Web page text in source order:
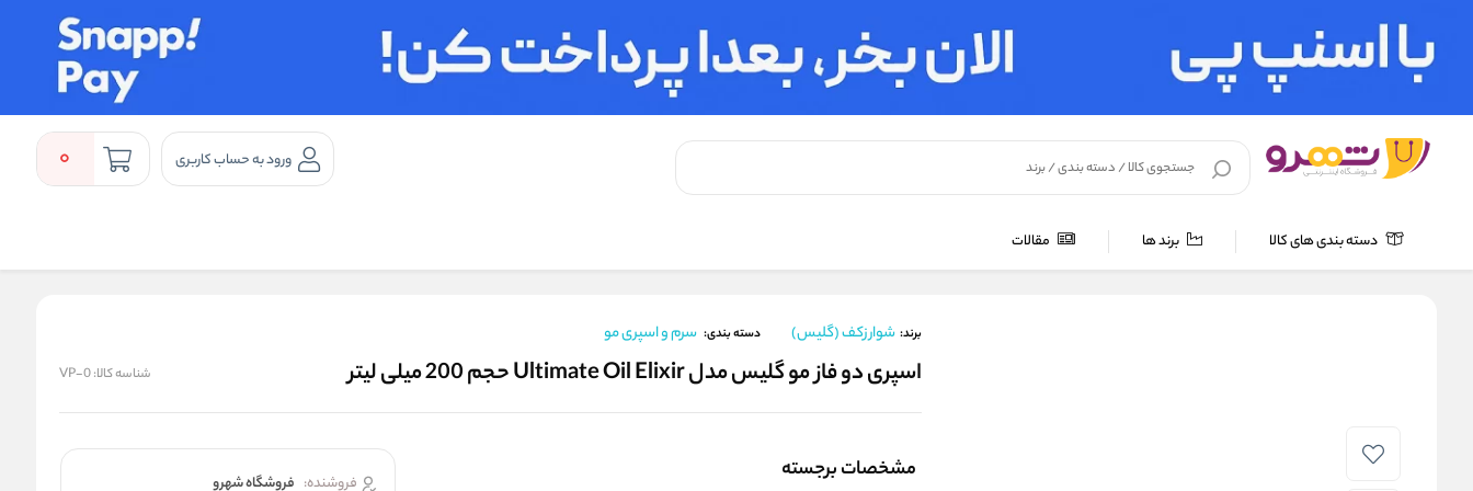
ورود به حساب کاربری 0
دسته بندی های کالا برند ها مقالات
لوازم بهداشتی شامپو و مراقبت مو
برند: شوارزکف (گلیس) دسته بندی: سرم و اسپری مو
اسپری دو فاز مو گلیس مدل Ultimate Oil Elixir حجم 200 میلی لیتر شناسه کالا:VP-0
مشخصات برجسته فروشنده: فروشگاه شهرو